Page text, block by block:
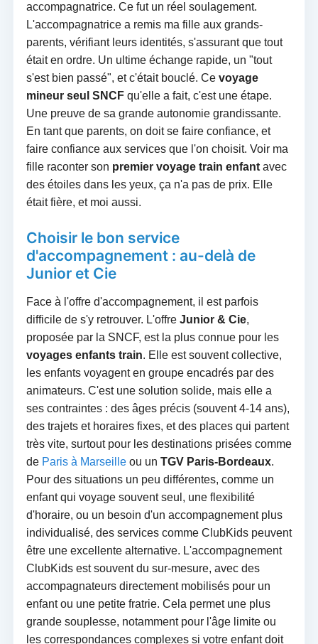
accompagnatrice. Ce fut un réel soulagement.
L'accompagnatrice a remis ma fille aux grands-
parents, vérifiant leurs identités, s'assurant que tout
était en ordre. Un ultime échange rapide, un "tout
s'est bien passé", et c'était bouclé. Ce voyage
mineur seul SNCFqu'elle a fait, c'est une étape.
Une preuve de sa grande autonomie grandissante.
En tant que parents, on doit se faire confiance, et
faire confiance aux services que l'on choisit. Voir ma
fille raconter son premier voyage train enfantavec
des étoiles dans les yeux, ça n'a pas de prix. Elle
était fière, et moi aussi.
Choisir le bon service
d'accompagnement : au-delà de
Junior et Cie
Face à l'offre d'accompagnement, il est parfois
difficile de s'y retrouver. L'offre Junior & Cie,
proposée par la SNCF, est la plus connue pour les
voyages enfants train. Elle est souvent collective,
les enfants voyagent en groupe encadrés par des
animateurs. C'est une solution solide, mais elle a
ses contraintes : des âges précis (souvent 4-14 ans),
des trajets et horaires fixes, et des places qui partent
très vite, surtout pour les destinations prisées comme
de Paris à Marseilleou un TGV Paris-Bordeaux.
Pour des situations un peu différentes, comme un
enfant qui voyage souvent seul, une flexibilité
d'horaire, ou un besoin d'un accompagnement plus
individualisé, des services comme ClubKids peuvent
être une excellente alternative. L'accompagnement
ClubKids est souvent du sur-mesure, avec des
accompagnateurs directement mobilisés pour un
enfant ou une petite fratrie. Cela permet une plus
grande souplesse, notamment pour l'âge limite ou
les correspondances complexes si votre enfant doit